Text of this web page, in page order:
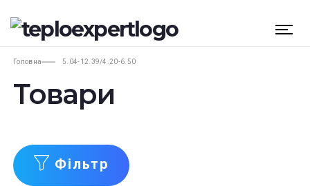
Головна 5.04-12.39/4.20-6.50
Товари
Фільтр